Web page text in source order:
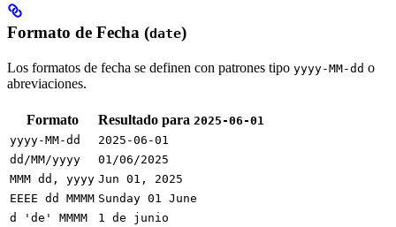
Formato de Fecha (date)
Los formatos de fecha se definen con patrones tipo yyyy-MM-dd o
abreviaciones.
Formato Resultado para 2025-06-01
yyyy-MM-dd
2025-06-01
dd/MM/yyyy
01/06/2025
MMM dd, yyyy Jun 01, 2025
EEEE dd MMMM Sunday 01 June
d 'de' MMMM
1 de junio